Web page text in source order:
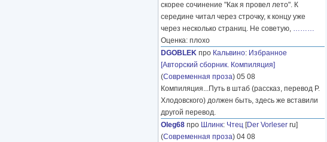
скорее сочинение "Как я провел лето". К
середине читал через строчку, к концу уже
через несколько страниц. Не советую, ………
Оценка: плохо
DGOBLEK про Кальвино: Избранное
[Авторский сборник. Компиляция]
(Современная проза) 05 08
Компиляция...Путь в штаб (рассказ, перевод Р.
Хлодовского) должен быть, здесь же вставили
другой перевод.
Oleg68 про Шлинк: Чтец [Der Vorleser ru]
(Современная проза) 04 08